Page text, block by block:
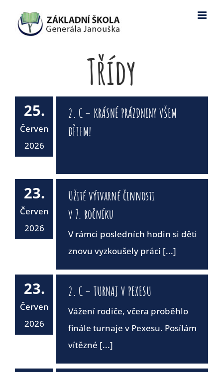
Třídy
25.
Červen
2026
2. C – KRÁSNÉ PRÁZDNINY VŠEM
DĚTEM!
23.
Červen
2026
Užité výtvarné činnosti
v 7. ročníku
V rámci posledních hodin si děti
znovu vyzkoušely práci [...]
23.
Červen
2026
2. C – TURNAJ V PEXESU
Vážení rodiče, včera proběhlo
finále turnaje v Pexesu. Posílám
vítězné [...]